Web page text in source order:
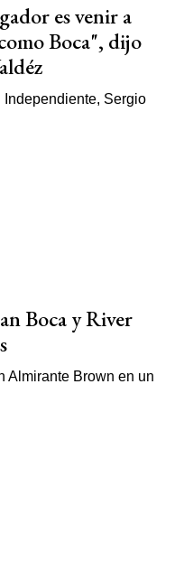
es venir a
Boca", dijo
Boca y River